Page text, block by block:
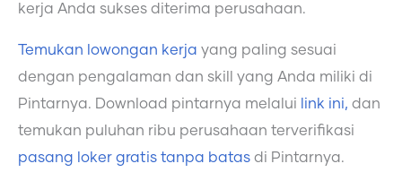
kerja Anda sukses diterima perusahaan.
Temukan lowongan kerja yang paling sesuai
dengan pengalaman dan skill yang Anda miliki di
Pintarnya. Download pintarnya melalui
link ini, dan
temukan puluhan ribu perusahaan terverifikasi
pasang loker gratis tanpa batas di Pintarnya.